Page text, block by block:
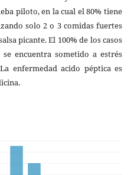
piloto, en la cual el 80% tiene
solo 2 o 3 comidas fuertes
picante. El 100% de los casos
encuentra sometido a estrés
enfermedad acido péptica es